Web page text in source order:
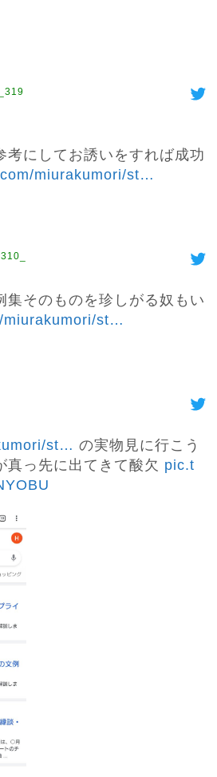
考にしてお誘いをすれば成功
miurakumori/st…
集そのものを珍しがる奴もい
st…
st… の実物見に行こう
真っ先に出てきて酸欠 pic.t